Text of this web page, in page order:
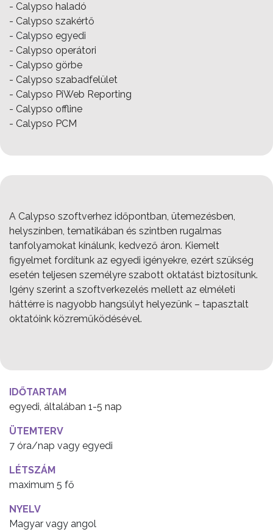
- Calypso haladó
- Calypso szakértő
- Calypso egyedi
- Calypso operátori
- Calypso görbe
- Calypso szabadfelület
- Calypso PiWeb Reporting
- Calypso offline
- Calypso PCM
A Calypso szoftverhez időpontban, ütemezésben,
helyszínben, tematikában és szintben rugalmas
tanfolyamokat kínálunk, kedvező áron. Kiemelt
figyelmet fordítunk az egyedi igényekre, ezért szükség
esetén teljesen személyre szabott oktatást biztosítunk.
Igény szerint a szoftverkezelés mellett az elméleti
háttérre is nagyobb hangsúlyt helyezünk – tapasztalt
oktatóink közreműködésével. ​
IDŐTARTAM
egyedi, általában 1-5 nap
ÜTEMTERV
7 óra/nap vagy egyedi
LÉTSZÁM
maximum 5 fő
NYELV
Magyar vagy angol